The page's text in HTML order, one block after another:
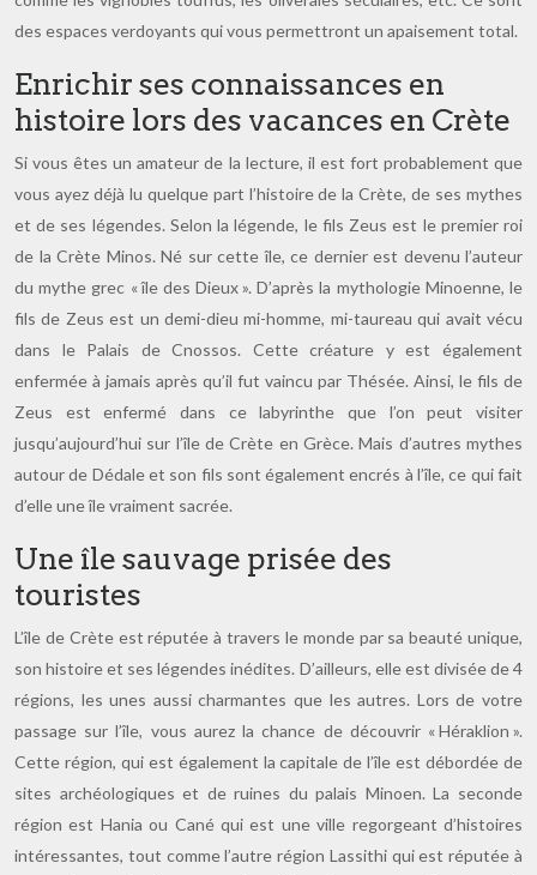
des espaces verdoyants qui vous permettront un apaisement total.
Enrichir ses connaissances en
histoire lors des vacances en Crète
Si vous êtes un amateur de la lecture, il est fort probablement que
vous ayez déjà lu quelque part l’histoire de la Crète, de ses mythes
et de ses légendes. Selon la légende, le fils Zeus est le premier roi
de la Crète Minos. Né sur cette île, ce dernier est devenu l’auteur
du mythe grec « île des Dieux ». D’après la mythologie Minoenne, le
fils de Zeus est un demi-dieu mi-homme, mi-taureau qui avait vécu
dans le Palais de Cnossos. Cette créature y est également
enfermée à jamais après qu’il fut vaincu par Thésée. Ainsi, le fils de
Zeus est enfermé dans ce labyrinthe que l’on peut visiter
jusqu’aujourd’hui sur l’île de Crète en Grèce. Mais d’autres mythes
autour de Dédale et son fils sont également encrés à l’île, ce qui fait
d’elle une île vraiment sacrée.
Une île sauvage prisée des
touristes
L’île de Crète est réputée à travers le monde par sa beauté unique,
son histoire et ses légendes inédites. D’ailleurs, elle est divisée de 4
régions, les unes aussi charmantes que les autres. Lors de votre
passage sur l’île, vous aurez la chance de découvrir « Héraklion ».
Cette région, qui est également la capitale de l’île est débordée de
sites archéologiques et de ruines du palais Minoen. La seconde
région est Hania ou Cané qui est une ville regorgeant d’histoires
intéressantes, tout comme l’autre région Lassithi qui est réputée à